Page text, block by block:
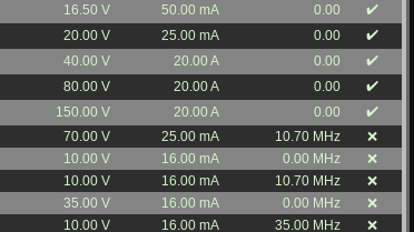
16.50 V 50.00 mA 0.00
✔️
20.00 V 25.00 mA 0.00
✔️
40.00 V 20.00 A 0.00
✔️
80.00 V 20.00 A 0.00
✔️
150.00 V 20.00 A 0.00
✔️
70.00 V 25.00 mA 10.70 MHz
❌
10.00 V 16.00 mA 0.00 MHz
❌
10.00 V 16.00 mA 10.70 MHz
❌
35.00 V 16.00 mA 0.00 MHz
❌
10.00 V 16.00 mA 35.00 MHz ❌